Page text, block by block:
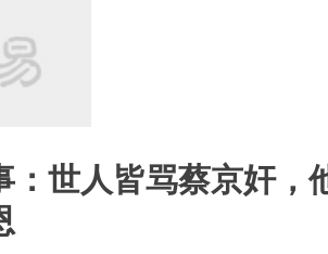
：世人皆骂蔡京奸，